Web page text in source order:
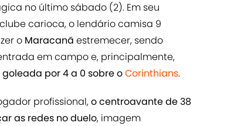
no último sábado (2). Em seu
carioca, o lendário camisa 9
o Maracanã estremecer, sendo
em campo e, principalmente,
goleada por 4 a 0 sobre oCorinthians.
profissional,o centroavante de 38
as redes no duelo, imagem